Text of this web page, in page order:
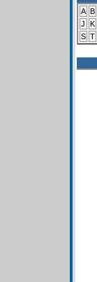
A B
J
K
S T